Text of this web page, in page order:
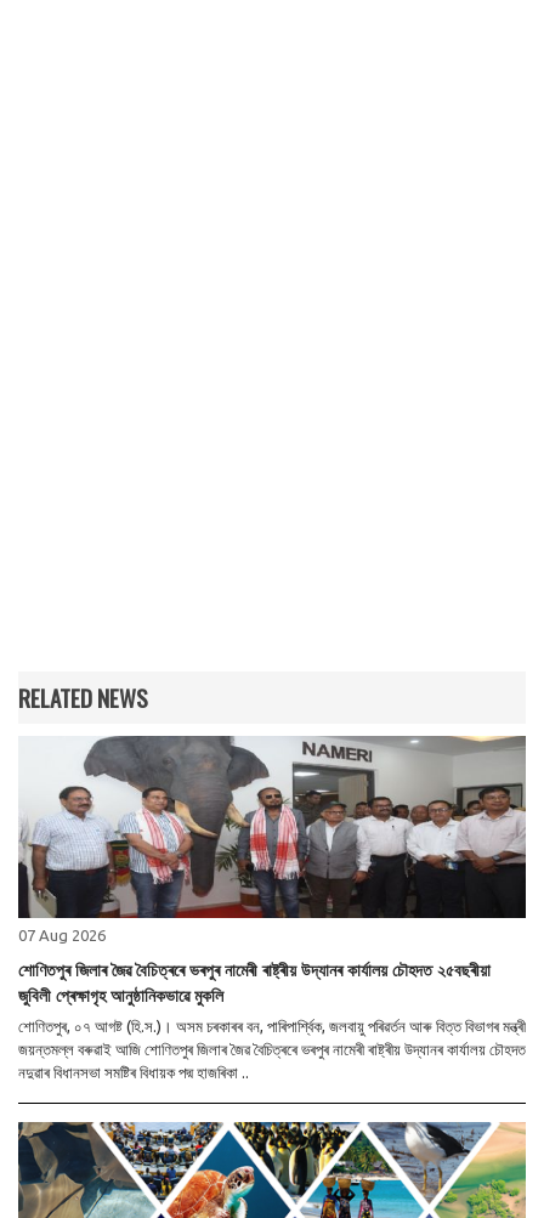
RELATED NEWS
07 Aug 2026
শোণিতপুৰ জিলাৰ জৈৱ বৈচিত্ৰৰে ভৰপুৰ নামেৰী ৰাষ্ট্ৰীয় উদ্যানৰ কাৰ্যালয় চৌহদত ২৫বছৰীয়া
জুবিলী প্ৰেক্ষাগৃহ আনুষ্ঠানিকভাৱে মুকলি
শোণিতপুৰ, ০৭ আগষ্ট (হি.স.)। অসম চৰকাৰৰ বন, পাৰিপাৰ্শ্বিক, জলবায়ু পৰিৱৰ্তন আৰু বিত্ত বিভাগৰ মন্ত্ৰী
জয়ন্তমল্ল বৰুৱাই আজি শোণিতপুৰ জিলাৰ জৈৱ বৈচিত্ৰৰে ভৰপুৰ নামেৰী ৰাষ্ট্ৰীয় উদ্যানৰ কাৰ্যালয় চৌহদত
নদুৱাৰ বিধানসভা সমষ্টিৰ বিধায়ক পদ্ম হাজৰিকা ..